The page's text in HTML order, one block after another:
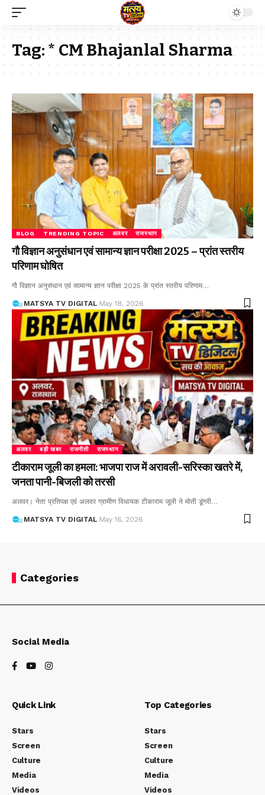
Tag:* CM Bhajanlal Sharma
BLOG TRENDING TOPIC अलवर राजस्थान
गौ विज्ञान अनुसंधान एवं सामान्य ज्ञान परीक्षा 2025 – प्रांत स्तरीय
परिणाम घोषित
गौ विज्ञान अनुसंधान एवं सामान्य ज्ञान परीक्षा 2025 के प्रांत स्तरीय परिणाम…
MATSYA TV DIGITAL May 18, 2026
अलवर बड़ी खबर राजनीती राजस्थान
टीकाराम जूली का हमला: भाजपा राज में अरावली-सरिस्का खतरे में,
जनता पानी-बिजली को तरसी
अलवर। नेता प्रतिपक्ष एवं अलवर ग्रामीण विधायक टीकाराम जूली ने मोती डूंगरी…
MATSYA TV DIGITAL May 16, 2026
Categories
Social Media
Quick Link
Stars
Screen
Culture
Media
Videos
Top Categories
Stars
Screen
Culture
Media
Videos